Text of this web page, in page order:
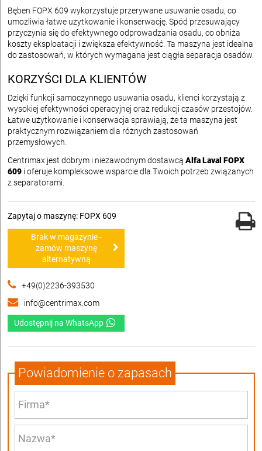
Bęben FOPX 609 wykorzystuje przerywane usuwanie osadu, co
umożliwia łatwe użytkowanie i konserwację. Spód przesuwający
przyczynia się do efektywnego odprowadzania osadu, co obniża
koszty eksploatacji i zwiększa efektywność. Ta maszyna jest idealna
do zastosowań, w których wymagana jest ciągła separacja osadów.
KORZYŚCI DLA KLIENTÓW
Dzięki funkcji samoczynnego usuwania osadu, klienci korzystają z
wysokiej efektywności operacyjnej oraz redukcji czasów przestojów.
Łatwe użytkowanie i konserwacja sprawiają, że ta maszyna jest
praktycznym rozwiązaniem dla różnych zastosowań
przemysłowych.
Centrimax jest dobrym i niezawodnym dostawcą Alfa Laval FOPX
609 i oferuje kompleksowe wsparcie dla Twoich potrzeb związanych
z separatorami.
Zapytaj o maszynę: FOPX 609
Brak w magazynie -
zamów maszynę
alternatywną
+49(0)2236-393530
info@centrimax.com
Udostępnij na WhatsApp
Powiadomienie o zapasach